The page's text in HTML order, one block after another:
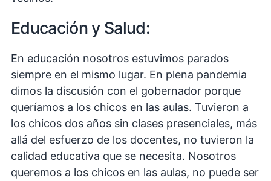
Educación y Salud:
En educación nosotros estuvimos parados
siempre en el mismo lugar. En plena pandemia
dimos la discusión con el gobernador porque
queríamos a los chicos en las aulas. Tuvieron a
los chicos dos años sin clases presenciales, más
allá del esfuerzo de los docentes, no tuvieron la
calidad educativa que se necesita. Nosotros
queremos a los chicos en las aulas, no puede ser